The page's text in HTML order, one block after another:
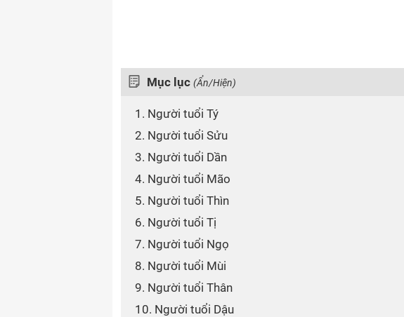
Mục lục (Ẩn/Hiện)
1. Người tuổi Tý
2. Người tuổi Sửu
3. Người tuổi Dần
4. Người tuổi Mão
5. Người tuổi Thìn
6. Người tuổi Tị
7. Người tuổi Ngọ
8. Người tuổi Mùi
9. Người tuổi Thân
10. Người tuổi Dậu